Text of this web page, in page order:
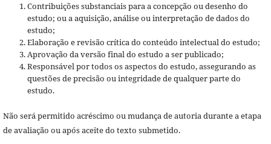
Contribuições substanciais para a concepção ou desenho do
estudo; ou a aquisição, análise ou interpretação de dados do
estudo;
Elaboração e revisão crítica do conteúdo intelectual do estudo;
Aprovação da versão final do estudo a ser publicado;
Responsável por todos os aspectos do estudo, assegurando as
questões de precisão ou integridade de qualquer parte do
estudo.
Não será permitido acréscimo ou mudança de autoria durante a etapa
de avaliação ou após aceite do texto submetido.